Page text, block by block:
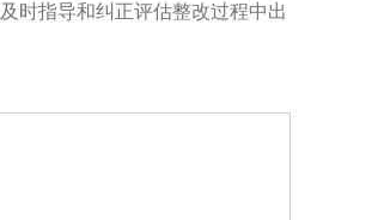
时指导和纠正评估整改过程中出